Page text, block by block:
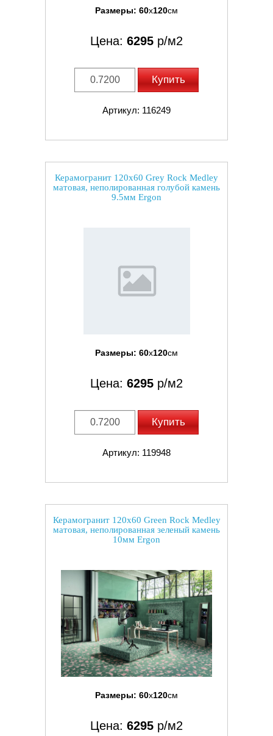
Размеры: 60x120см
Цена: 6295 р/м2
Купить
Артикул: 116249
Керамогранит 120x60 Grey Rock Medley
матовая, неполированная голубой камень
9.5мм Ergon
Размеры: 60x120см
Цена: 6295 р/м2
Купить
Артикул: 119948
Керамогранит 120x60 Green Rock Medley
матовая, неполированная зеленый камень
10мм Ergon
Размеры: 60x120см
Цена: 6295 р/м2